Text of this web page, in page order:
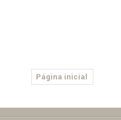
Página inicial